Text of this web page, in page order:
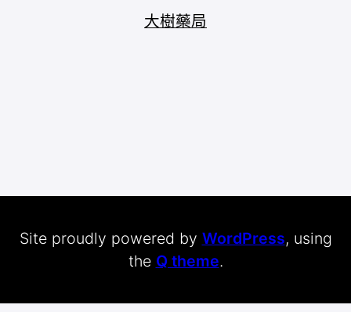
大樹藥局
Site proudly powered by WordPress, using
the Q theme.